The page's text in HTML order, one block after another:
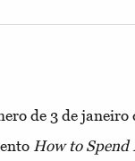
de 3 de
How to Spend